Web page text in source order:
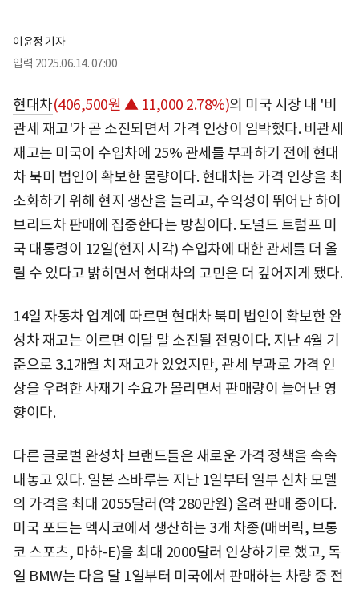
이윤정 기자
입력 2025.06.14. 07:00
현대차(406,500원 ▲ 11,000 2.78%)의 미국 시장 내 '비
관세 재고'가 곧 소진되면서 가격 인상이 임박했다. 비관세
재고는 미국이 수입차에 25% 관세를 부과하기 전에 현대
차 북미 법인이 확보한 물량이다. 현대차는 가격 인상을 최
소화하기 위해 현지 생산을 늘리고, 수익성이 뛰어난 하이
브리드차 판매에 집중한다는 방침이다. 도널드 트럼프 미
국 대통령이 12일(현지 시각) 수입차에 대한 관세를 더 올
릴 수 있다고 밝히면서 현대차의 고민은 더 깊어지게 됐다.
14일 자동차 업계에 따르면 현대차 북미 법인이 확보한 완
성차 재고는 이르면 이달 말 소진될 전망이다. 지난 4월 기
준으로 3.1개월 치 재고가 있었지만, 관세 부과로 가격 인
상을 우려한 사재기 수요가 몰리면서 판매량이 늘어난 영
향이다.
다른 글로벌 완성차 브랜드들은 새로운 가격 정책을 속속
내놓고 있다. 일본 스바루는 지난 1일부터 일부 신차 모델
의 가격을 최대 2055달러(약 280만원) 올려 판매 중이다.
미국 포드는 멕시코에서 생산하는 3개 차종(매버릭, 브롱
코 스포츠, 마하-E)을 최대 2000달러 인상하기로 했고, 독
일 BMW는 다음 달 1일부터 미국에서 판매하는 차량 중 전